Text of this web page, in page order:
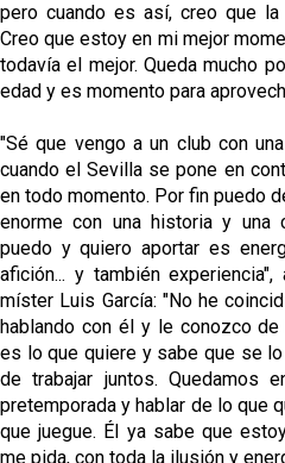
pero cuando es así, creo que
Creo que estoy en mi mejor
todavía el mejor. Queda mucho
edad y es momento para
"Sé que vengo a un club con
cuando el Sevilla se pone en
en todo momento. Por fin puedo
enorme con una historia y una
puedo y quiero aportar es
afición... y también
míster Luis García: "No he
hablando con él y le conozco
es lo que quiere y sabe que se
de trabajar juntos. Quedamos
pretemporada y hablar de lo que
que juegue. Él ya sabe que
me pida, con toda la ilusión y